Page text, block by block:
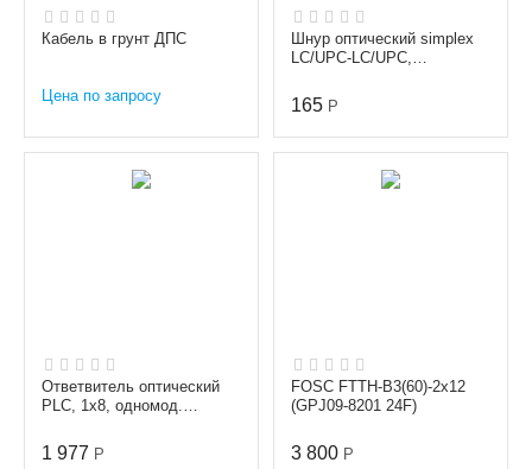
Кабель в грунт ДПС
Цена по запросу
Шнур оптический simplex
LC/UPC-LC/UPC,
диаметр 3.0 мм, длина...
165 Р
Ответвитель оптический
PLC, 1х8, одномод.
1260-1650 nm, 1m, 0....
1 977 Р
FOSC FTTH-B3(60)-2x12
(GPJ09-8201 24F)
3 800 Р